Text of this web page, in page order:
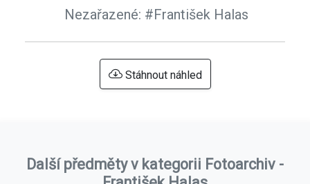
Nezařazené: #František Halas
Stáhnout náhled
Další předměty v kategorii Fotoarchiv -